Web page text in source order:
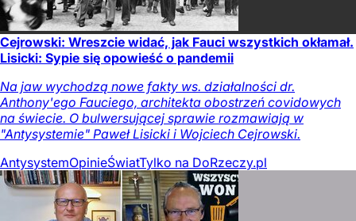
Cejrowski: Wreszcie widać, jak Fauci wszystkich okłamał.
Lisicki: Sypie się opowieść o pandemii
Na jaw wychodzą nowe fakty ws. działalności dr.
Anthony'ego Fauciego, architekta obostrzeń covidowych
na świecie. O bulwersującej sprawie rozmawiają w
"Antysystemie" Paweł Lisicki i Wojciech Cejrowski.
AntysystemOpinieŚwiatTylko na DoRzeczy.pl